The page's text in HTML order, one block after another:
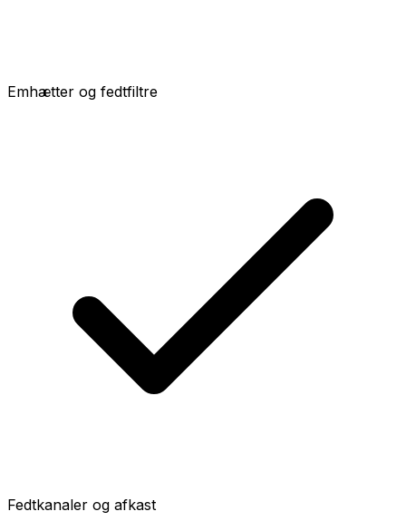
Emhætter og fedtfiltre
Fedtkanaler og afkast